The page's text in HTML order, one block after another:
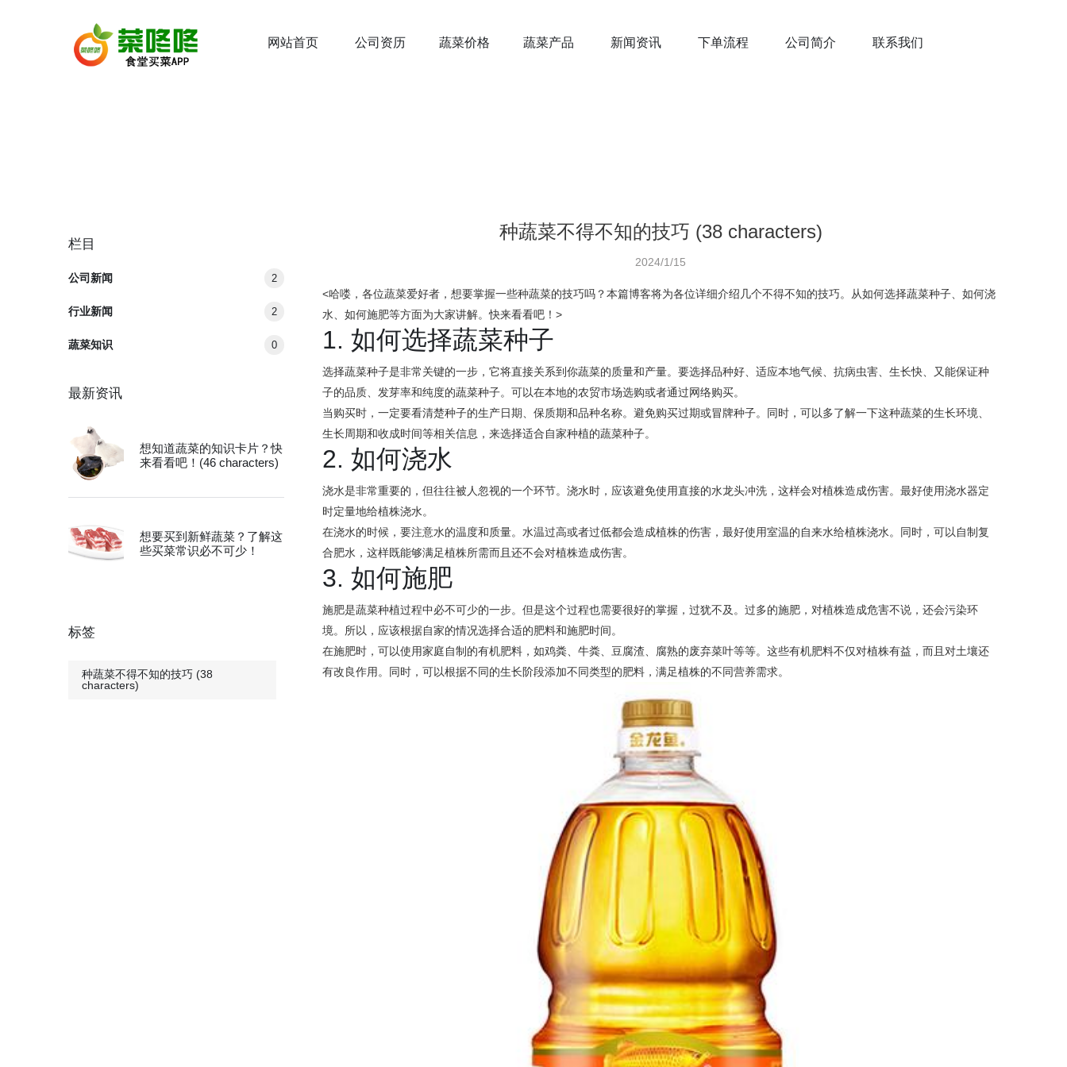
网站首页 公司资历 蔬菜价格 蔬菜产品 新闻资讯 下单流程 公司简介 联系我们
种蔬菜不得不知的技巧 (38 characters)
2024/1/15
<哈喽，各位蔬菜爱好者，想要掌握一些种蔬菜的技巧吗？本篇博客将为各位详细介绍几个不得不知的技巧。从如何选择蔬菜种子、如何浇
水、如何施肥等方面为大家讲解。快来看看吧！>
1. 如何选择蔬菜种子
选择蔬菜种子是非常关键的一步，它将直接关系到你蔬菜的质量和产量。要选择品种好、适应本地气候、抗病虫害、生长快、又能保证种
子的品质、发芽率和纯度的蔬菜种子。可以在本地的农贸市场选购或者通过网络购买。
当购买时，一定要看清楚种子的生产日期、保质期和品种名称。避免购买过期或冒牌种子。同时，可以多了解一下这种蔬菜的生长环境、
生长周期和收成时间等相关信息，来选择适合自家种植的蔬菜种子。
2. 如何浇水
浇水是非常重要的，但往往被人忽视的一个环节。浇水时，应该避免使用直接的水龙头冲洗，这样会对植株造成伤害。最好使用浇水器定
时定量地给植株浇水。
在浇水的时候，要注意水的温度和质量。水温过高或者过低都会造成植株的伤害，最好使用室温的自来水给植株浇水。同时，可以自制复
合肥水，这样既能够满足植株所需而且还不会对植株造成伤害。
3. 如何施肥
施肥是蔬菜种植过程中必不可少的一步。但是这个过程也需要很好的掌握，过犹不及。过多的施肥，对植株造成危害不说，还会污染环
境。所以，应该根据自家的情况选择合适的肥料和施肥时间。
在施肥时，可以使用家庭自制的有机肥料，如鸡粪、牛粪、豆腐渣、腐熟的废弃菜叶等等。这些有机肥料不仅对植株有益，而且对土壤还
有改良作用。同时，可以根据不同的生长阶段添加不同类型的肥料，满足植株的不同营养需求。
栏目
公司新闻 2
行业新闻 2
蔬菜知识 0
最新资讯
想知道蔬菜的知识卡片？快
来看看吧！(46 characters)
想要买到新鲜蔬菜？了解这
些买菜常识必不可少！
标签
种蔬菜不得不知的技巧 (38
characters)